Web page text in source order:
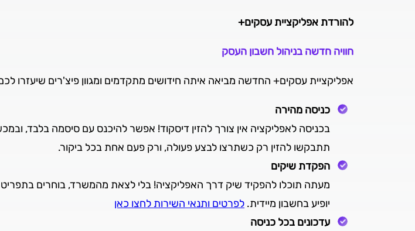
להורדת אפליקציית עסקים+
חוויה חדשה בניהול חשבון העסק
אפליקציית עסקים+ החדשה מביאה איתה חידושים מתקדמים ומגוון פיצ'רים שיעזרו
כניסה מהירה
בכניסה לאפליקציה אין צורך להזין דיסקוד! אפשר להיכנס עם סיסמה בלבד,
תתבקשו להזין רק כשתרצו לבצע פעולה, ורק פעם אחת בכל ביקור.
הפקדת שיקים
מעתה תוכלו להפקיד שיק דרך האפליקציה! בלי לצאת מהמשרד, בוחרים
יופיע בחשבון מיידית. לפרטים ותנאי השירות לחצו כאן
עדכונים בכל כניסה